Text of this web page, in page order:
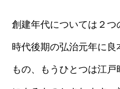
創建年代については２
時代後期の弘治元年に良
もの、もうひとつは江